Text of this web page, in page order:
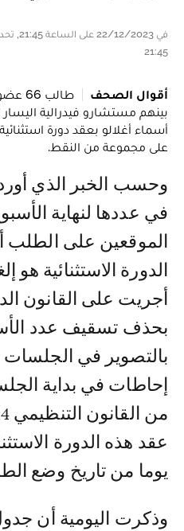
21:45
أقوال الصحف
بينهم مستشارو فيدرالية اليسار
أسماء أغلالو بعقد دورة
على مجموعة من النقط.
وحسب الخبر الذي أوردته يومية «الأخبار»،
في عددها لنهاية
الموقعين على
الدورة الاستثنائية هو
أجريت على القانون
بحذف تسقيف عدد
بالتصوير في
يوما من تاريخ وضع
وذكرت اليومية أن جدول